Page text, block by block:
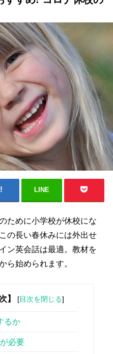
LINE
ために小学校が休校にな
の長い春休みには外出せ
ン英会話は最適。教材を
ら始められます。
】 [目次を閉じる]
るか
必要